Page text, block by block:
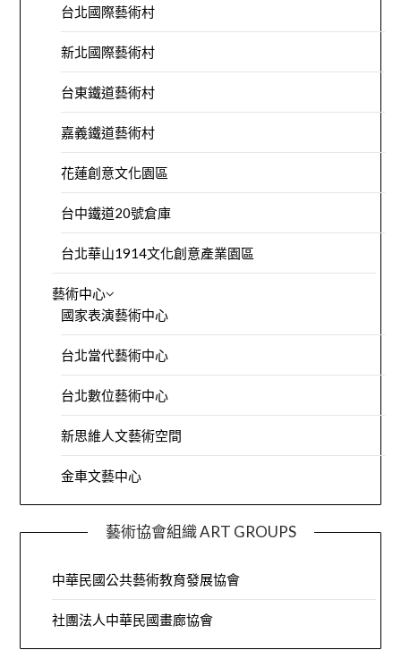
台北國際藝術村
新北國際藝術村
台東鐵道藝術村
嘉義鐵道藝術村
花蓮創意文化園區
台中鐵道20號倉庫
台北華山1914文化創意產業園區
藝術中心
國家表演藝術中心
台北當代藝術中心
台北數位藝術中心
新思維人文藝術空間
金車文藝中心
藝術協會組織 ART GROUPS
中華民國公共藝術教育發展協會
社團法人中華民國畫廊協會